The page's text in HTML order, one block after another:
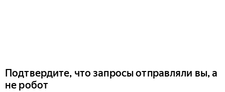
Подтвердите, что запросы отправляли вы, а
не робот